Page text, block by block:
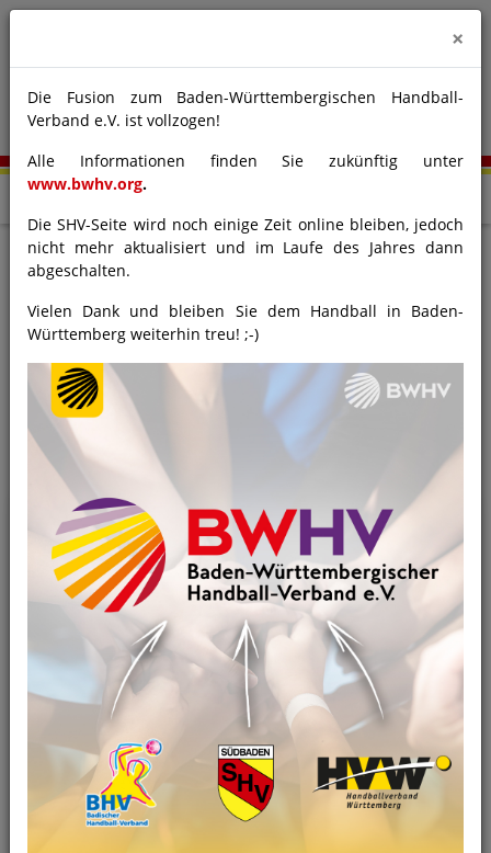
Staffeleinteilung Männer
& Frauen für die Spielzeit
2025/2026
13.06.2025
HVW-Verband
BHV-Verband
×
Die Fusion zum Baden-Württembergischen Handball-
Verband e.V. ist vollzogen!
Alle Informationen finden Sie zukünftig unter
www.bwhv.org.
Die SHV-Seite wird noch einige Zeit online bleiben, jedoch
nicht mehr aktualisiert und im Laufe des Jahres dann
abgeschalten.
Vielen Dank und bleiben Sie dem Handball in Baden-
Württemberg weiterhin treu! ;-)